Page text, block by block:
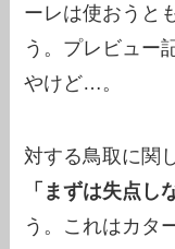
ーレは使おうと
う。プレビュー
やけど…。
対する鳥取に関
「まずは失点し
う。これはカタ